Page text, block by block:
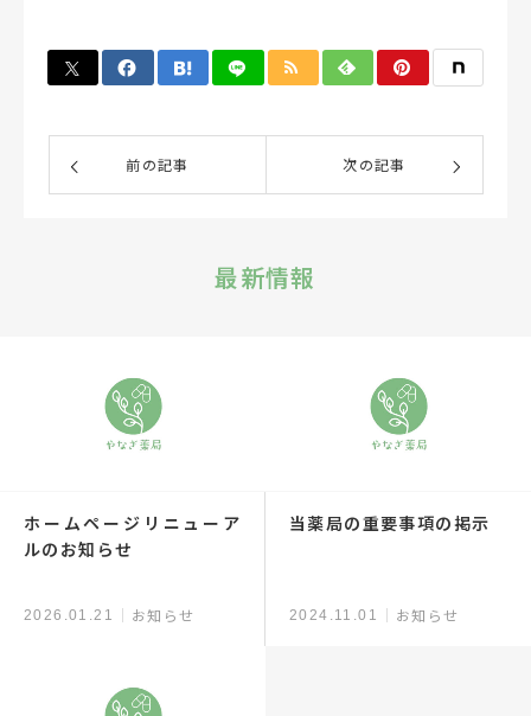
前の記事 次の記事
最新情報
ホームページリニューア
ルのお知らせ
2026.01.21 お知らせ
当薬局の重要事項の掲示
2024.11.01 お知らせ